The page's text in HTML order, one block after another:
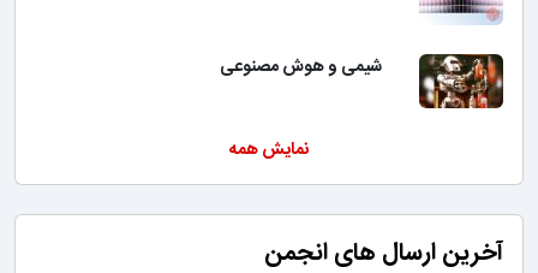
شیمی و هوش مصنوعی
نمایش همه
آخرین ارسال های انجمن